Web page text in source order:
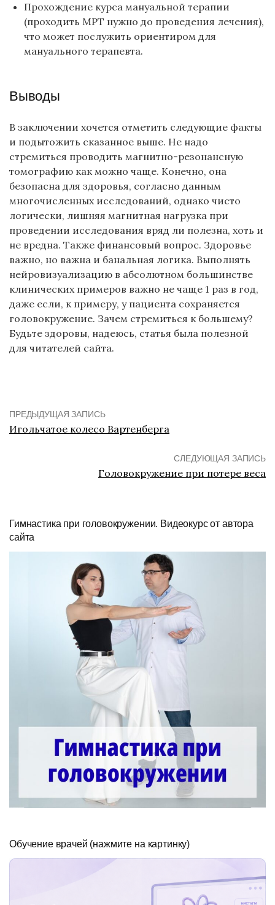
Прохождение курса мануальной терапии
(проходить МРТ нужно до проведения лечения),
что может послужить ориентиром для
мануального терапевта.
Выводы
В заключении хочется отметить следующие факты
и подытожить сказанное выше. Не надо
стремиться проводить магнитно-резонансную
томографию как можно чаще. Конечно, она
безопасна для здоровья, согласно данным
многочисленных исследований, однако чисто
логически, лишняя магнитная нагрузка при
проведении исследования вряд ли полезна, хоть и
не вредна. Также финансовый вопрос. Здоровье
важно, но важна и банальная логика. Выполнять
нейровизуализацию в абсолютном большинстве
клинических примеров важно не чаще 1 раз в год,
даже если, к примеру, у пациента сохраняется
головокружение. Зачем стремиться к большему?
Будьте здоровы, надеюсь, статья была полезной
для читателей сайта.
ПРЕДЫДУЩАЯ ЗАПИСЬ
Игольчатое колесо Вартенберга
СЛЕДУЮЩАЯ ЗАПИСЬ
Головокружение при потере веса
Гимнастика при головокружении. Видеокурс от автора
сайта
Обучение врачей (нажмите на картинку)